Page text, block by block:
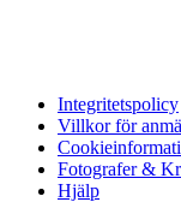
Integritetspolicy
Villkor för
Fotografer &
Hjälp